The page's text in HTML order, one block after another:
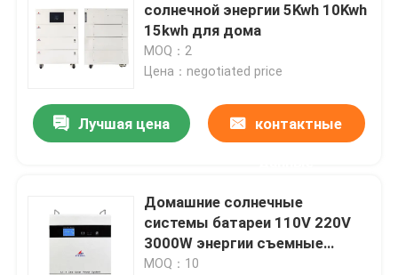
Продукция
солнечной энергии 5Kwh 10Kwh
15kwh для дома
MOQ：2
Цена：negotiated price
Лучшая цена контактные
Домашние солнечные
системы батареи 110V 220V
3000W энергии съемные
домашние
MOQ：10